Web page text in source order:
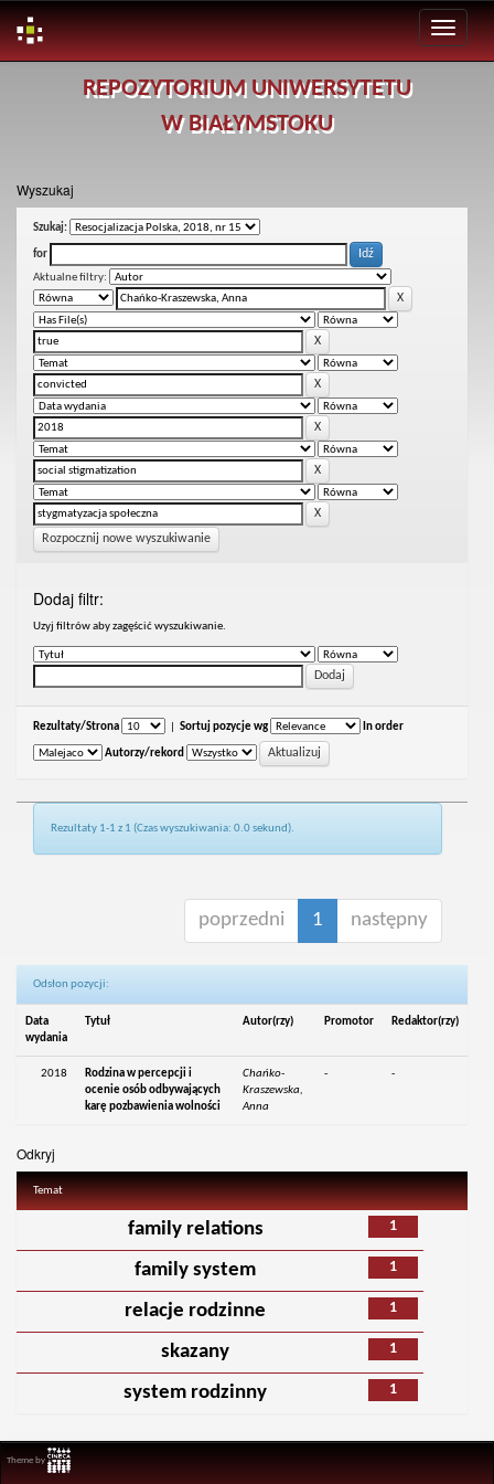
REPOZYTORIUM UNIWERSYTETU
W BIAŁYMSTOKU
Wyszukaj
Szukaj:
for
Aktualne filtry:
Rozpocznij nowe wyszukiwanie
Dodaj filtr:
Uzyj filtrów aby zagęścić wyszukiwanie.
Rezultaty/Strona Sortuj pozycje wg In order
Autorzy/rekord
Rezultaty 1-1 z 1 (Czas wyszukiwania: 0.0 sekund).
poprzedni 1 następny
Odsłon pozycji:
Data
wydania
Tytuł Autor(rzy) Promotor Redaktor(rzy)
2018
Rodzina w percepcji i
ocenie osób odbywających
karę pozbawienia wolności
Chańko-
Kraszewska,
Anna
- -
Odkryj
Temat
1
family relations
1
family system
1
relacje rodzinne
1
skazany
1
system rodzinny
Theme by